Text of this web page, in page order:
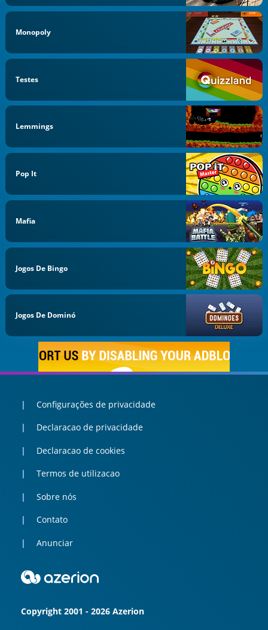
Monopoly
Testes
Lemmings
Pop It
Mafia
Jogos De Bingo
Jogos De Dominó
Configurações de privacidade
Declaracao de privacidade
Declaracao de cookies
Termos de utilizacao
Sobre nós
Contato
Anunciar
Copyright 2001 - 2026 Azerion